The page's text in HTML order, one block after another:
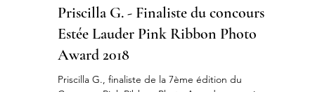
Photographie thérapeutique
Priscilla G. - Finaliste du concours
Estée Lauder Pink Ribbon Photo
Award 2018